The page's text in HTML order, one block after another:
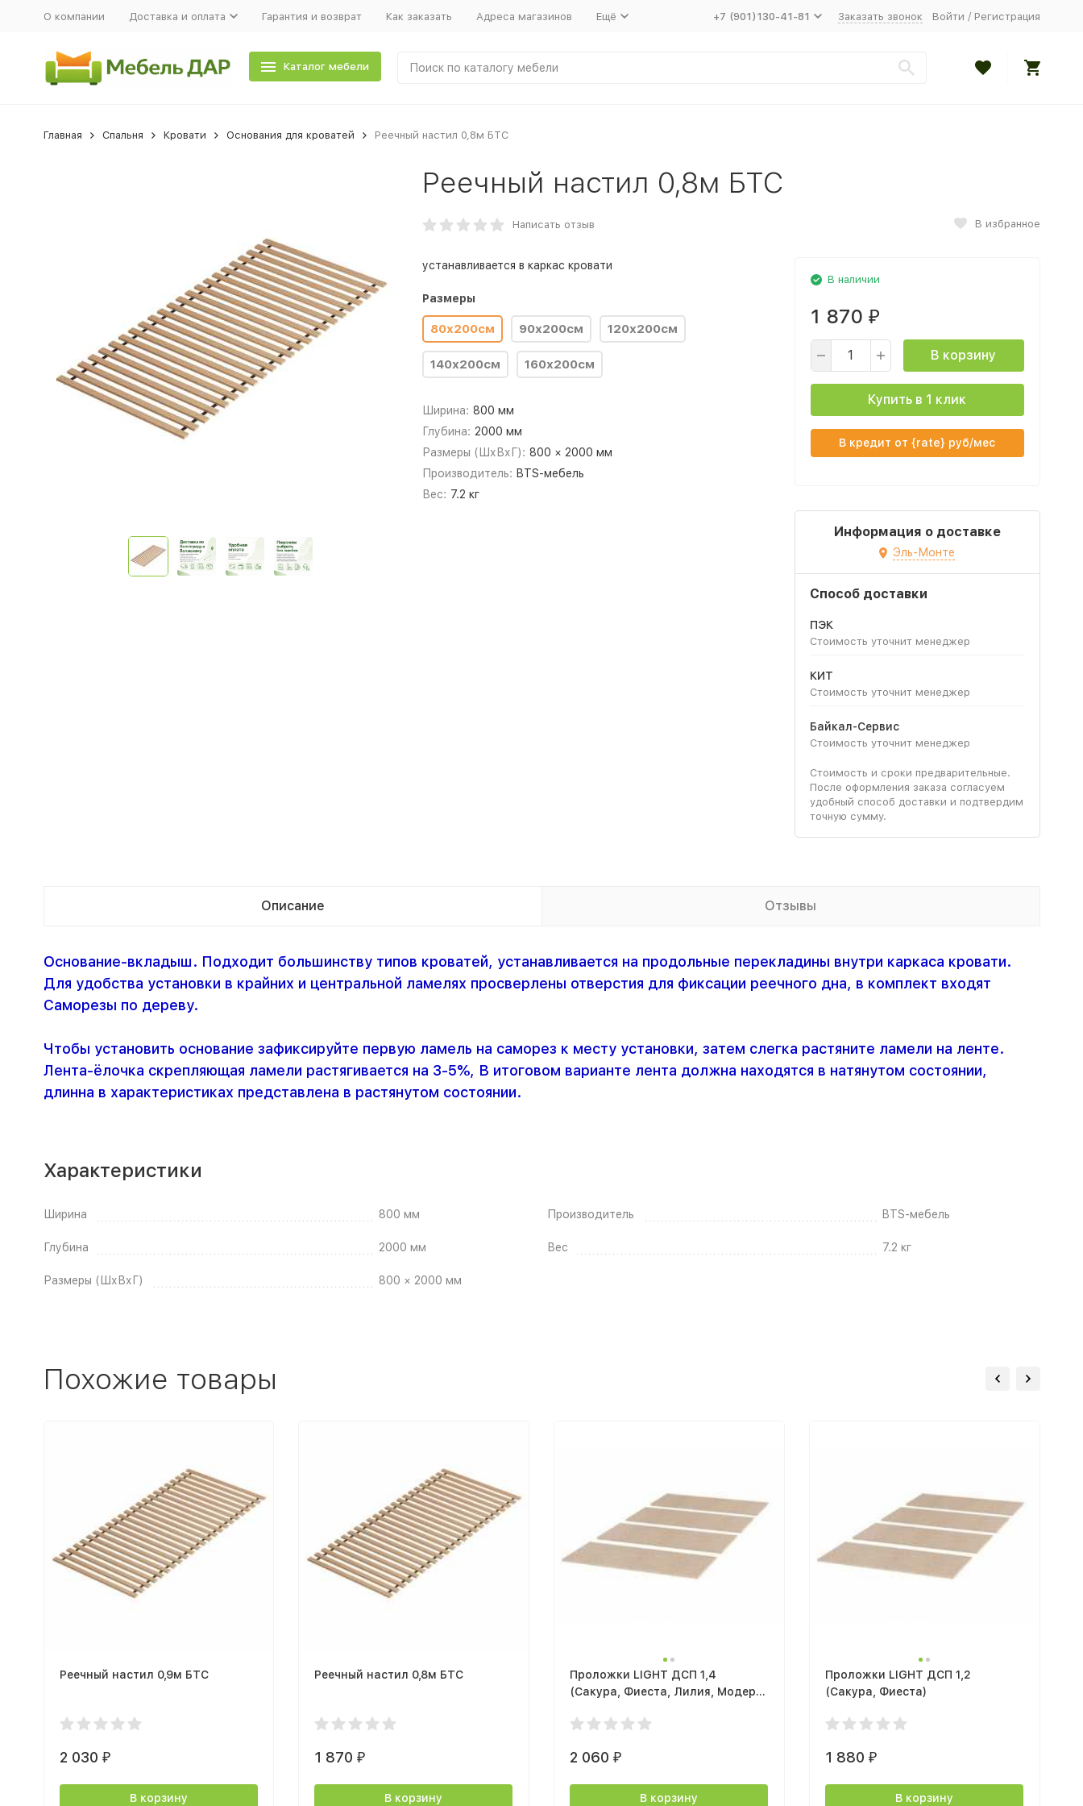
О компании Доставка и оплата Гарантия и возврат Как заказать Адреса магазинов Ещё +7 (901)130-41-81 Заказать звонок Войти / Регистрация
Каталог мебели
Главная Спальня Кровати Основания для кроватей Реечный настил 0,8м БТС
Реечный настил 0,8м БТС
Написать отзыв В избранное
устанавливается в каркас кровати
Размеры
80х200см 90х200см 120х200см
140х200см 160х200см
Ширина: 800 мм
Глубина: 2000 мм
Размеры (ШхВхГ): 800 × 2000 мм
Производитель: BTS-мебель
Вес: 7.2 кг
В наличии
1 870 ₽
В корзину
Купить в 1 клик
В кредит от {rate} руб/мес
Информация о доставке
Эль-Монте
Способ доставки
ПЭК
Стоимость уточнит менеджер
КИТ
Стоимость уточнит менеджер
Байкал-Сервис
Стоимость уточнит менеджер
Стоимость и сроки предварительные.
После оформления заказа согласуем
удобный способ доставки и подтвердим
точную сумму.
Описание Отзывы
Основание-вкладыш. Подходит большинству типов кроватей, устанавливается на продольные перекладины внутри каркаса кровати.
Для удобства установки в крайних и центральной ламелях просверлены отверстия для фиксации реечного дна, в комплект входят
Саморезы по дереву.
Чтобы установить основание зафиксируйте первую ламель на саморез к месту установки, затем слегка растяните ламели на ленте.
Лента-ёлочка скрепляющая ламели растягивается на 3-5%, В итоговом варианте лента должна находятся в натянутом состоянии,
длинна в характеристиках представлена в растянутом состоянии.
Характеристики
Ширина 800 мм
Глубина 2000 мм
Размеры (ШхВхГ) 800 × 2000 мм
Производитель BTS-мебель
Вес 7.2 кг
Похожие товары
Реечный настил 0,9м БТС
2 030 ₽
В корзину
Реечный настил 0,8м БТС
1 870₽
В корзину
Проложки LIGHT ДСП 1,4
(Сакура, Фиеста, Лилия, Модерн,
2 060 ₽
В корзину
Проложки LIGHT ДСП 1,2
(Сакура, Фиеста)
1 880 ₽
В корзину